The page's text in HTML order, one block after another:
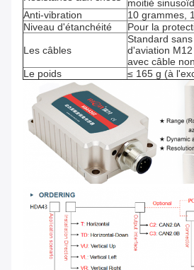
moitié
Anti-vibration
10 grammes,
Niveau d'étanchéité
Pour la
Les câbles
Standard
d'aviation
avec câble
Le poids
≤ 165 g (à